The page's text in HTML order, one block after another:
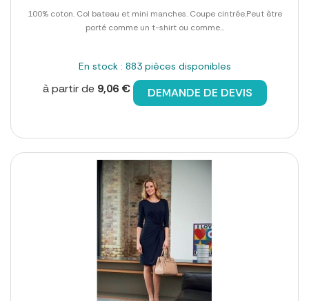
100% coton. Col bateau et mini manches. Coupe cintrée.Peut être
porté comme un t-shirt ou comme...
En stock : 883 pièces disponibles
à partir de 9,06 € DEMANDE DE DEVIS